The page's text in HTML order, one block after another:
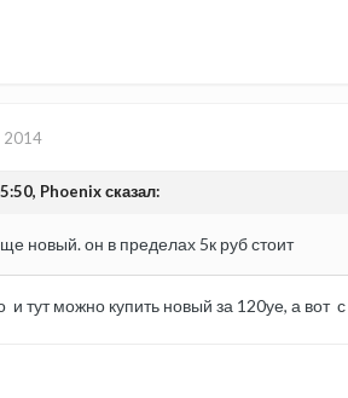
2014
Phoenix сказал:
новый. он в пределах 5к руб стоит
и тут можно купить новый за 120уе, а вот